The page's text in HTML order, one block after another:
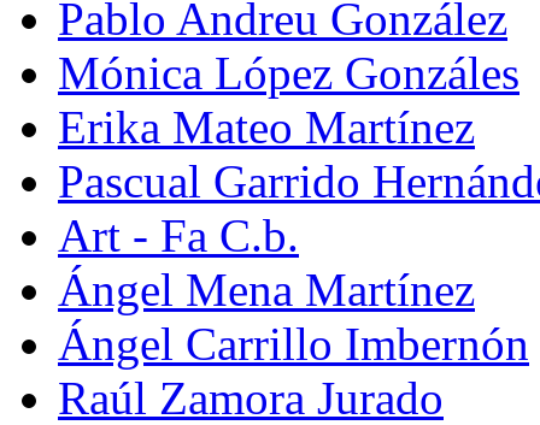
Pablo Andreu González
Mónica López Gonzáles
Erika Mateo Martínez
Pascual Garrido
Art - Fa C.b.
Ángel Mena Martínez
Ángel Carrillo Imbernón
Raúl Zamora Jurado